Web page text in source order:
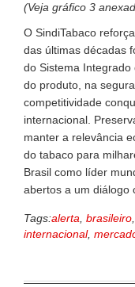
(Veja gráfico 3
O SindiTabaco
das últimas décadas
do Sistema
do produto, na
competitividade
internacional.
manter a relevância
do tabaco para
Brasil como líder
abertos a um diálogo
Tags:alerta brasileiro
internacional,